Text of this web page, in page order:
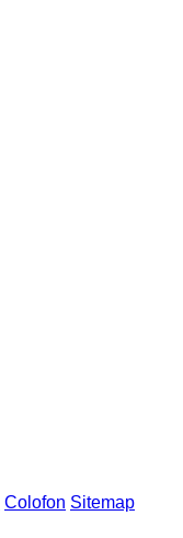
Colofon Sitemap